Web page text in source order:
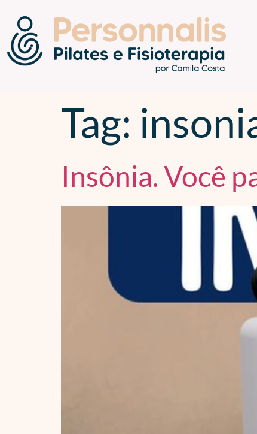
Tag:
Insônia. Você